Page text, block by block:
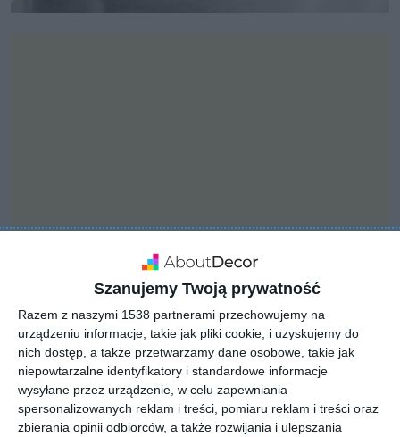
Szanujemy Twoją prywatność
Razem z naszymi 1538 partnerami przechowujemy na
urządzeniu informacje, takie jak pliki cookie, i uzyskujemy do
nich dostęp, a także przetwarzamy dane osobowe, takie jak
niepowtarzalne identyfikatory i standardowe informacje
wysyłane przez urządzenie, w celu zapewniania
spersonalizowanych reklam i treści, pomiaru reklam i treści oraz
zbierania opinii odbiorców, a także rozwijania i ulepszania
Nowoczesna łazienka w
stylu modern loft
Seria łazienkowa Geberit Acanto to wyjątkowa dbałość o